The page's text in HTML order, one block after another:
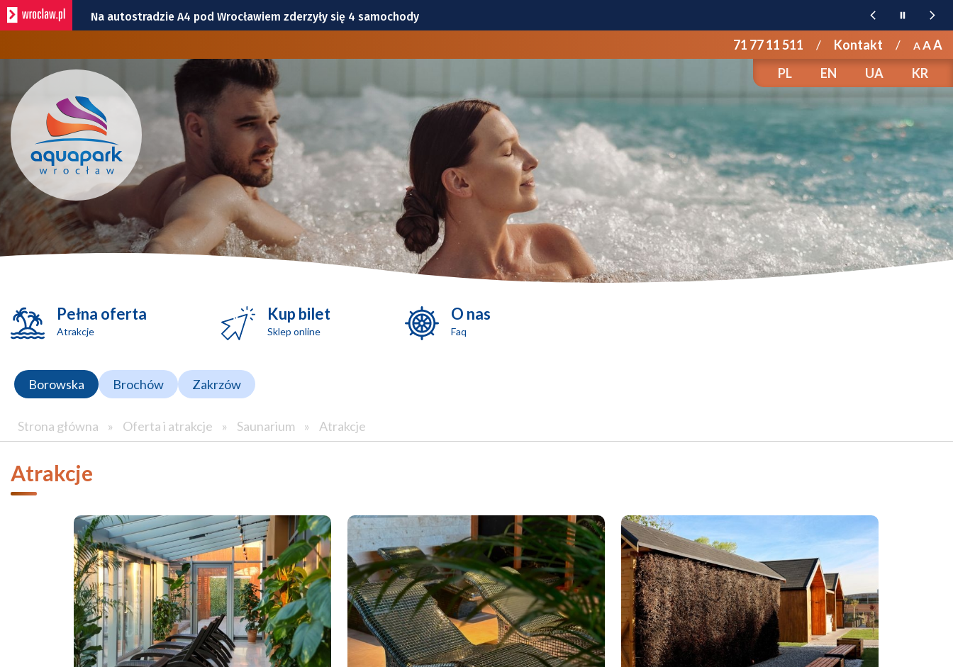
Pyszne sery, wspaniałe wędliny, wyborne słodkości. W Rynku do niedzieli trwa Wrocławska Feta [ZDJĘCIA]
Perły Aglomeracji Wrocławskiej. Dobroszyce – inwestycje, ludzie i atrakcje
Utrudnienia na skrzyżowaniu Ślężnej i Wiśniowej
Na autostradzie A4 pod Wrocławiem zderzyły się 4 samochody
71 77 11 511 / Kontakt / AAA
PL
EN UA KR
Pełna oferta
Atrakcje
Kup bilet
Sklep online
O nas
Faq
Borowska Brochów Zakrzów
Strona główna » Oferta i atrakcje » Saunarium » Atrakcje
Atrakcje